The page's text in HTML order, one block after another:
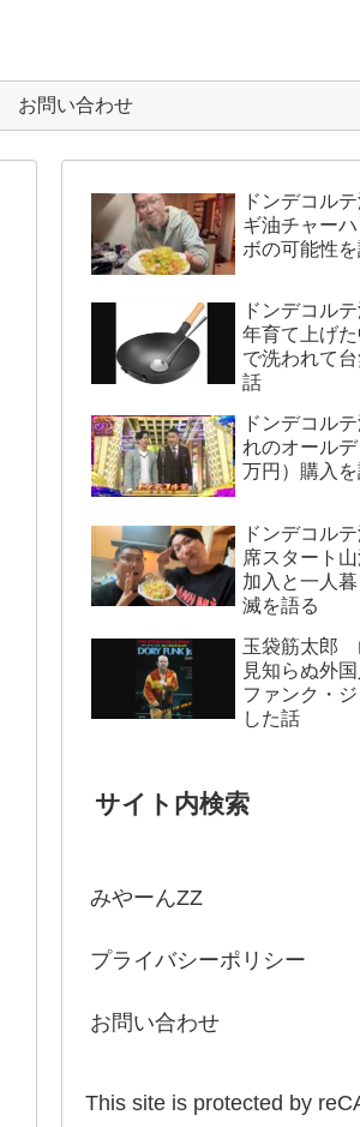
お問い合わせ
ドンデコル
ギ油チャー
ボの可能性を
ドンデコル
年育て上げ
で洗われて
話
ドンデコル
れのオール
万円）購入を
ドンデコル
席スタート
加入と一人
滅を語る
玉袋筋太郎
見知らぬ外
ファンク・
した話
サイト内検索
みやーんZZ
プライバシーポリシー
お問い合わせ
This site is protected by